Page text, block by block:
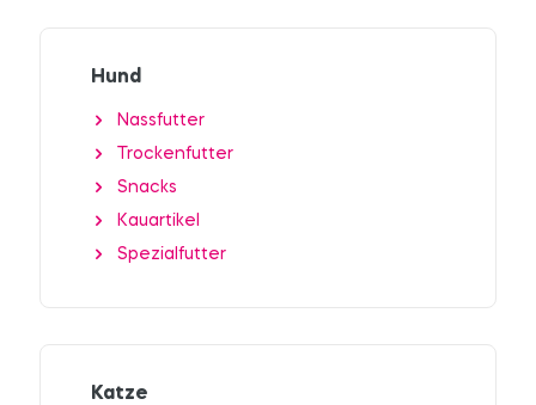
Hund
Nassfutter
Trockenfutter
Snacks
Kauartikel
Spezialfutter
Katze